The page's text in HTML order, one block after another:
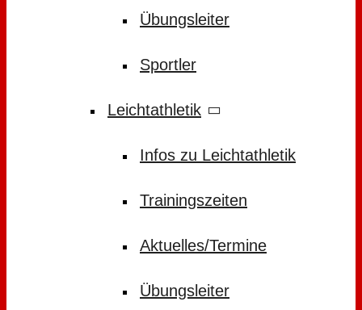
Übungsleiter
Sportler
Leichtathletik
Infos zu Leichtathletik
Trainingszeiten
Aktuelles/Termine
Übungsleiter